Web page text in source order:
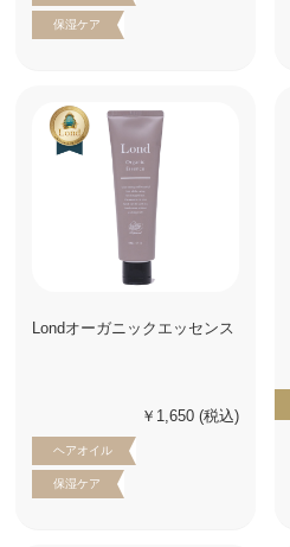
保湿ケア
Londオーガニックエッセンス
￥1,650 (税込)
ヘアオイル
保湿ケア